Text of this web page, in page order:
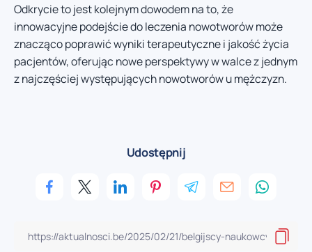
Odkrycie to jest kolejnym dowodem na to, że
innowacyjne podejście do leczenia nowotworów może
znacząco poprawić wyniki terapeutyczne i jakość życia
pacjentów, oferując nowe perspektywy w walce z jednym
z najczęściej występujących nowotworów u mężczyzn.
Udostępnij